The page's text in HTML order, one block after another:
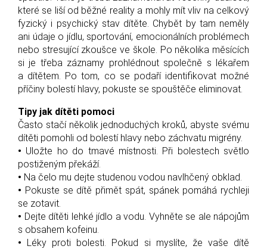
které se liší od běžné reality a mohly mít vliv na celkový
fyzický i psychický stav dítěte. Chybět by tam neměly
ani údaje o jídlu, sportování, emocionálních problémech
nebo stresující zkoušce ve škole. Po několika měsících
si je třeba záznamy prohlédnout společně s lékařem
a dítětem. Po tom, co se podaří identifikovat možné
příčiny bolestí hlavy, pokuste se spouštěče eliminovat.
Tipy jak dítěti pomoci
Často stačí několik jednoduchých kroků, abyste svému
dítěti pomohli od bolestí hlavy nebo záchvatu migrény.
• Uložte ho do tmavé místnosti. Při bolestech světlo
postiženým překáží.
• Na čelo mu dejte studenou vodou navlhčený obklad.
• Pokuste se dítě přimět spát, spánek pomáhá rychleji
se zotavit.
• Dejte dítěti lehké jídlo a vodu. Vyhněte se ale nápojům
s obsahem kofeinu.
• Léky proti bolesti. Pokud si myslíte, že vaše dítě